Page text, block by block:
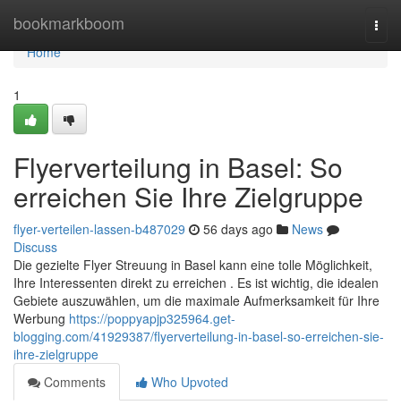
bookmarkboom
Home
Home
1
Flyerverteilung in Basel: So
erreichen Sie Ihre Zielgruppe
flyer-verteilen-lassen-b487029 56 days ago
News
Discuss
Die gezielte Flyer Streuung in Basel kann eine tolle Möglichkeit,
Ihre Interessenten direkt zu erreichen . Es ist wichtig, die idealen
Gebiete auszuwählen, um die maximale Aufmerksamkeit für Ihre
Werbung https://poppyapjp325964.get-
blogging.com/41929387/flyerverteilung-in-basel-so-erreichen-sie-
ihre-zielgruppe
Comments
Who Upvoted